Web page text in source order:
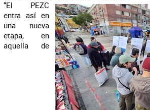
“El PEZC
entra así en
una nueva
etapa, en
aquella de